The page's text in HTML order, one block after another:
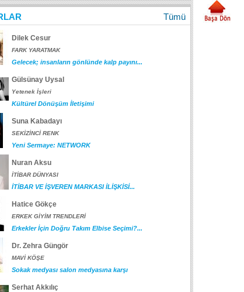
Tümü
Dilek Cesur
FARK YARATMAK
Gelecek; insanların gönlünde kalp payını...
Gülsünay Uysal
Yetenek İşleri
Kültürel Dönüşüm İletişimi
Suna Kabadayı
SEKİZİNCİ RENK
Yeni Sermaye: NETWORK
Nuran Aksu
İTİBAR DÜNYASI
İTİBAR VE İŞVEREN MARKASI İLİŞKİSİ...
Hatice Gökçe
ERKEK GİYİM TRENDLERİ
Erkekler İçin Doğru Takım Elbise Seçimi?...
Dr. Zehra Güngör
MAVİ KÖŞE
Sokak medyası salon medyasına karşı
Serhat Akkılıç